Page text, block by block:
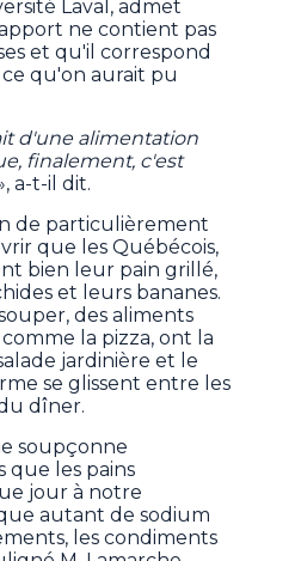
Laval, admet
ne contient pas
et qu'il correspond
qu'on aurait pu
d'une alimentation
finalement, c'est
a-t-il dit.
de particulièrement
que les Québécois,
bien leur pain grillé,
et leurs bananes.
des aliments
comme la pizza, ont la
jardinière et le
se glissent entre les
dîner.
soupçonne
que les pains
jour à notre
autant de sodium
les condiments